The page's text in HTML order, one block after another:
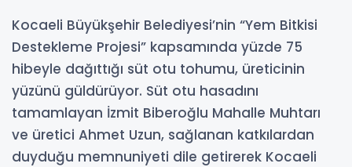
Kocaeli Büyükşehir Belediyesi’nin “Yem Bitkisi
Destekleme Projesi” kapsamında yüzde 75
hibeyle dağıttığı süt otu tohumu, üreticinin
yüzünü güldürüyor. Süt otu hasadını
tamamlayan İzmit Biberoğlu Mahalle Muhtarı
ve üretici Ahmet Uzun, sağlanan katkılardan
duyduğu memnuniyeti dile getirerek Kocaeli